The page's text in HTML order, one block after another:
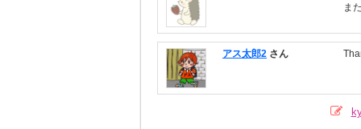
ま
アス太郎2 さん